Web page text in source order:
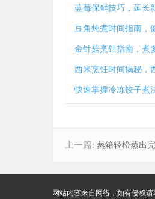
蓝莓保鲜技巧，延长
豆角炖煮时间指南，
西米烹饪时间揭秘，
快速掌握冷冻饺子煮
上一篇: 蒸箱轻松蒸出
网站内容来自网络，如有侵权请